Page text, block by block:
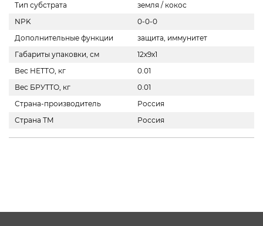
Тип субстрата
земля / кокос
NPK
0-0-0
Дополнительные функции
защита, иммунитет
Габариты упаковки, см
12х9х1
Вес НЕТТО, кг
0.01
Вес БРУТТО, кг
0.01
Страна-производитель
Россия
Страна ТМ
Россия